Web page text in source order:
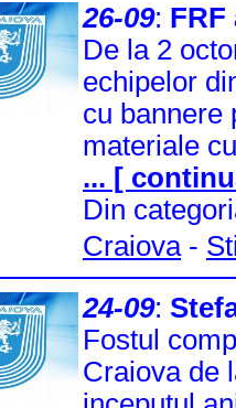
26-09:
De la 2
echipelor
cu bannere
materiale
... [
Din
Craiova-
24-09:
Fostul
Craiova de